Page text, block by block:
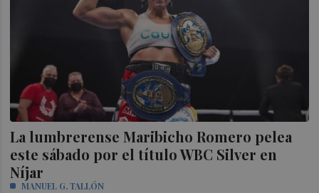
La lumbrerense Maribicho Romero pelea
este sábado por el título WBC Silver en
Níjar
MANUEL G. TALLÓN